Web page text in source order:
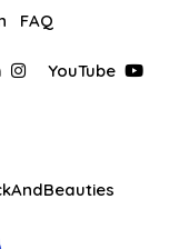
FAQ
YouTube